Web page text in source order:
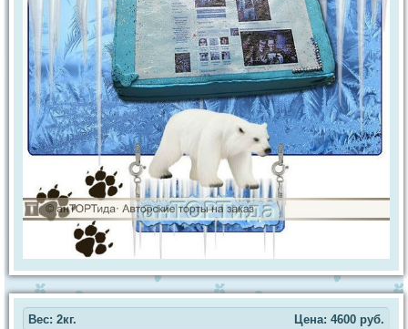
Вес: 2кг. Цена: 4600 руб.